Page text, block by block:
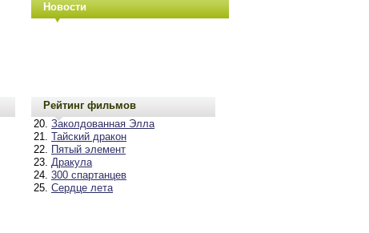
Новости
Рейтинг фильмов
Заколдованная Элла
Тайский дракон
Пятый элемент
Дракула
300 спартанцев
Сердце лета